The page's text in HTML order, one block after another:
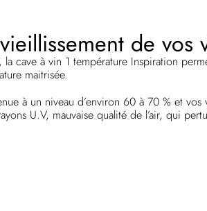
de vos
la cave à vin 1 température Inspiration
maitrisée.
à un niveau d’environ 60 à 70 % et
U.V, mauvaise qualité de l’air, qui